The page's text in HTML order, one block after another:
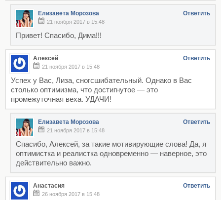
Елизавета Морозова Ответить
21 ноября 2017 в 15:48
Привет! Спасибо, Дима!!!
Алексей Ответить
21 ноября 2017 в 15:48
Успех у Вас, Лиза, сногсшибательный. Однако в Вас
столько оптимизма, что достигнутое — это
промежуточная веха. УДАЧИ!
Елизавета Морозова Ответить
21 ноября 2017 в 15:48
Спасибо, Алексей, за такие мотивирующие слова! Да, я
оптимистка и реалистка одновременно — наверное, это
действительно важно.
Анастасия Ответить
26 ноября 2017 в 15:48